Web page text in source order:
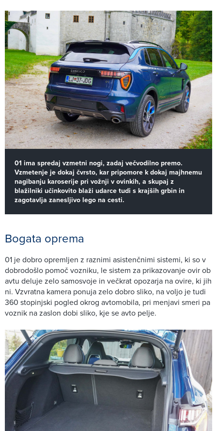
01 ima spredaj vzmetni nogi, zadaj večvodilno premo.
Vzmetenje je dokaj čvrsto, kar pripomore k dokaj majhnemu
nagibanju karoserije pri vožnji v ovinkih, a skupaj z
blažilniki učinkovito blaži udarce tudi s krajših grbin in
zagotavlja zanesljivo lego na cesti.
Bogata oprema
01 je dobro opremljen z raznimi asistenčnimi sistemi, ki so v
dobrodošlo pomoč vozniku, le sistem za prikazovanje ovir ob
avtu deluje zelo samosvoje in večkrat opozarja na ovire, ki jih
ni. Vzvratna kamera ponuja zelo dobro sliko, na voljo je tudi
360 stopinjski pogled okrog avtomobila, pri menjavi smeri pa
voznik na zaslon dobi sliko, kje se avto pelje.